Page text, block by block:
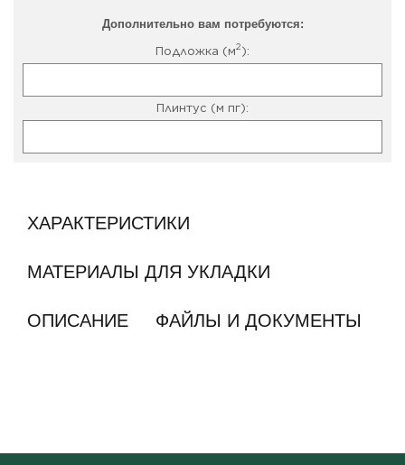
Дополнительно вам потребуются:
Подложка (м2):
Плинтус (м пг):
ХАРАКТЕРИСТИКИ
МАТЕРИАЛЫ ДЛЯ УКЛАДКИ
ОПИСАНИЕ ФАЙЛЫ И ДОКУМЕНТЫ